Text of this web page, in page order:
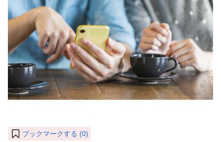
ブックマークする (0)